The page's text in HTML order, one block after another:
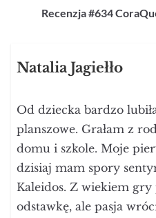
Recenzja #634
Natalia Jagiełło
Od dziecka bardzo
planszowe. Grałam z
domu i szkole. Moje
dzisiaj mam spory
Kaleidos. Z wiekiem gry
odstawkę, ale pasja